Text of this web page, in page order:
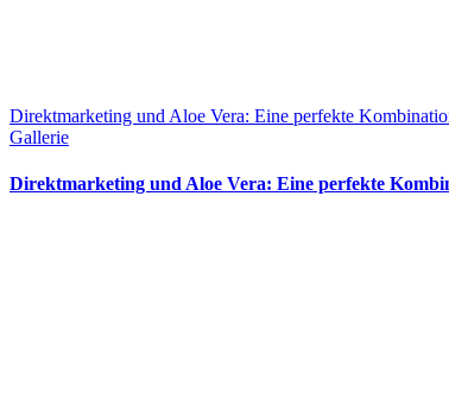
Direktmarketing und Aloe Vera: Eine perfekte
Gallerie
Direktmarketing und Aloe Vera: Eine perfekte